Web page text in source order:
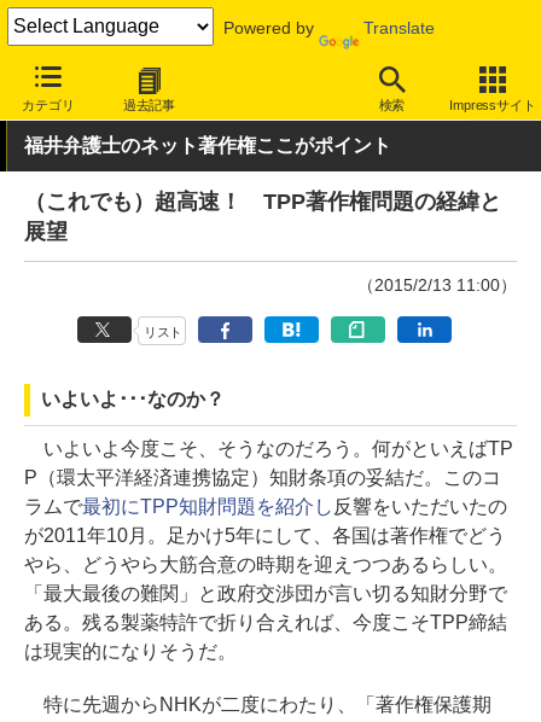
Powered by Translate
カテゴリ 過去記事 検索 Impressサイト
INTERNET Watch トピック 著作権・知財
福井弁護士のネット著作権ここがポイント
（これでも）超高速！ TPP著作権問題の経緯と
展望
（2015/2/13 11:00）
リスト
いよいよ･･･なのか？
いよいよ今度こそ、そうなのだろう。何がといえばTP
P（環太平洋経済連携協定）知財条項の妥結だ。このコ
ラムで最初にTPP知財問題を紹介し 反響をいただいたの
が2011年10月。足かけ5年にして、各国は著作権でどう
やら、どうやら大筋合意の時期を迎えつつあるらしい。
「最大最後の難関」と政府交渉団が言い切る知財分野で
ある。残る製薬特許で折り合えれば、今度こそTPP締結
は現実的になりそうだ。
特に先週からNHKが二度にわたり、「著作権保護期